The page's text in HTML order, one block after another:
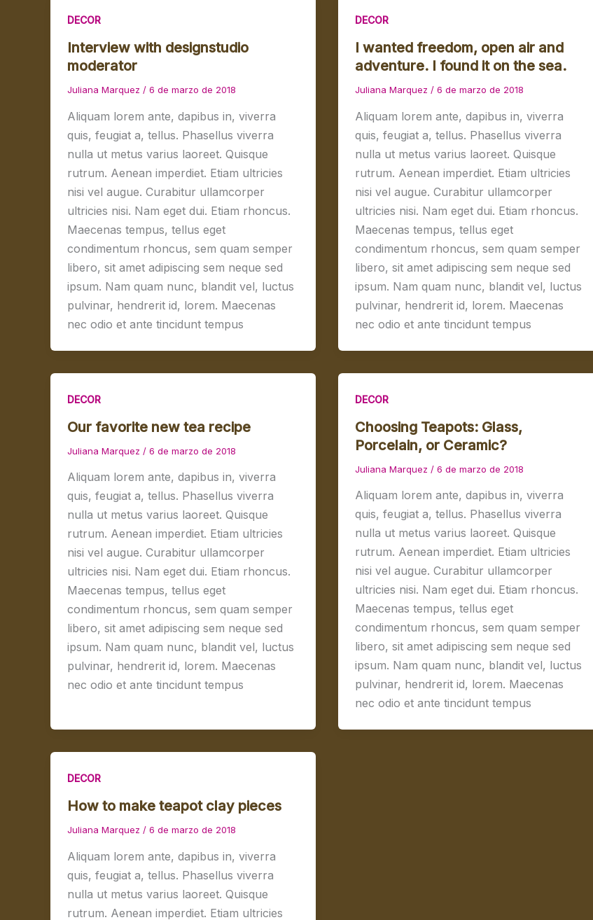
DECOR
Interview with designstudio
moderator
Juliana Marquez / 6 de marzo de 2018
Aliquam lorem ante, dapibus in, viverra
quis, feugiat a, tellus. Phasellus viverra
nulla ut metus varius laoreet. Quisque
rutrum. Aenean imperdiet. Etiam ultricies
nisi vel augue. Curabitur ullamcorper
ultricies nisi. Nam eget dui. Etiam rhoncus.
Maecenas tempus, tellus eget
condimentum rhoncus, sem quam semper
libero, sit amet adipiscing sem neque sed
ipsum. Nam quam nunc, blandit vel, luctus
pulvinar, hendrerit id, lorem. Maecenas
nec odio et ante tincidunt tempus
DECOR
I wanted freedom, open air and
adventure. I found it on the sea.
Juliana Marquez / 6 de marzo de 2018
Aliquam lorem ante, dapibus in, viverra
quis, feugiat a, tellus. Phasellus viverra
nulla ut metus varius laoreet. Quisque
rutrum. Aenean imperdiet. Etiam ultricies
nisi vel augue. Curabitur ullamcorper
ultricies nisi. Nam eget dui. Etiam rhoncus.
Maecenas tempus, tellus eget
condimentum rhoncus, sem quam semper
libero, sit amet adipiscing sem neque sed
ipsum. Nam quam nunc, blandit vel, luctus
pulvinar, hendrerit id, lorem. Maecenas
nec odio et ante tincidunt tempus
DECOR
Our favorite new tea recipe
Juliana Marquez / 6 de marzo de 2018
Aliquam lorem ante, dapibus in, viverra
quis, feugiat a, tellus. Phasellus viverra
nulla ut metus varius laoreet. Quisque
rutrum. Aenean imperdiet. Etiam ultricies
nisi vel augue. Curabitur ullamcorper
ultricies nisi. Nam eget dui. Etiam rhoncus.
Maecenas tempus, tellus eget
condimentum rhoncus, sem quam semper
libero, sit amet adipiscing sem neque sed
ipsum. Nam quam nunc, blandit vel, luctus
pulvinar, hendrerit id, lorem. Maecenas
nec odio et ante tincidunt tempus
DECOR
Choosing Teapots: Glass,
Porcelain, or Ceramic?
Juliana Marquez / 6 de marzo de 2018
Aliquam lorem ante, dapibus in, viverra
quis, feugiat a, tellus. Phasellus viverra
nulla ut metus varius laoreet. Quisque
rutrum. Aenean imperdiet. Etiam ultricies
nisi vel augue. Curabitur ullamcorper
ultricies nisi. Nam eget dui. Etiam rhoncus.
Maecenas tempus, tellus eget
condimentum rhoncus, sem quam semper
libero, sit amet adipiscing sem neque sed
ipsum. Nam quam nunc, blandit vel, luctus
pulvinar, hendrerit id, lorem. Maecenas
nec odio et ante tincidunt tempus
DECOR
How to make teapot clay pieces
Juliana Marquez / 6 de marzo de 2018
Aliquam lorem ante, dapibus in, viverra
quis, feugiat a, tellus. Phasellus viverra
nulla ut metus varius laoreet. Quisque
rutrum. Aenean imperdiet. Etiam ultricies